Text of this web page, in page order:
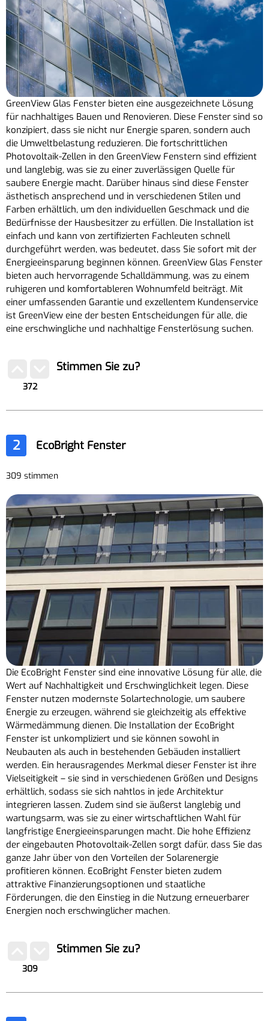
GreenView Glas Fenster bieten eine ausgezeichnete Lösung
für nachhaltiges Bauen und Renovieren. Diese Fenster sind so
konzipiert, dass sie nicht nur Energie sparen, sondern auch
die Umweltbelastung reduzieren. Die fortschrittlichen
Photovoltaik-Zellen in den GreenView Fenstern sind effizient
und langlebig, was sie zu einer zuverlässigen Quelle für
saubere Energie macht. Darüber hinaus sind diese Fenster
ästhetisch ansprechend und in verschiedenen Stilen und
Farben erhältlich, um den individuellen Geschmack und die
Bedürfnisse der Hausbesitzer zu erfüllen. Die Installation ist
einfach und kann von zertifizierten Fachleuten schnell
durchgeführt werden, was bedeutet, dass Sie sofort mit der
Energieeinsparung beginnen können. GreenView Glas Fenster
bieten auch hervorragende Schalldämmung, was zu einem
ruhigeren und komfortableren Wohnumfeld beiträgt. Mit
einer umfassenden Garantie und exzellentem Kundenservice
ist GreenView eine der besten Entscheidungen für alle, die
eine erschwingliche und nachhaltige Fensterlösung suchen.
372
Stimmen Sie zu?
2 EcoBright Fenster
309 stimmen
Die EcoBright Fenster sind eine innovative Lösung für alle, die
Wert auf Nachhaltigkeit und Erschwinglichkeit legen. Diese
Fenster nutzen modernste Solartechnologie, um saubere
Energie zu erzeugen, während sie gleichzeitig als effektive
Wärmedämmung dienen. Die Installation der EcoBright
Fenster ist unkompliziert und sie können sowohl in
Neubauten als auch in bestehenden Gebäuden installiert
werden. Ein herausragendes Merkmal dieser Fenster ist ihre
Vielseitigkeit – sie sind in verschiedenen Größen und Designs
erhältlich, sodass sie sich nahtlos in jede Architektur
integrieren lassen. Zudem sind sie äußerst langlebig und
wartungsarm, was sie zu einer wirtschaftlichen Wahl für
langfristige Energieeinsparungen macht. Die hohe Effizienz
der eingebauten Photovoltaik-Zellen sorgt dafür, dass Sie das
ganze Jahr über von den Vorteilen der Solarenergie
profitieren können. EcoBright Fenster bieten zudem
attraktive Finanzierungsoptionen und staatliche
Förderungen, die den Einstieg in die Nutzung erneuerbarer
Energien noch erschwinglicher machen.
309
Stimmen Sie zu?